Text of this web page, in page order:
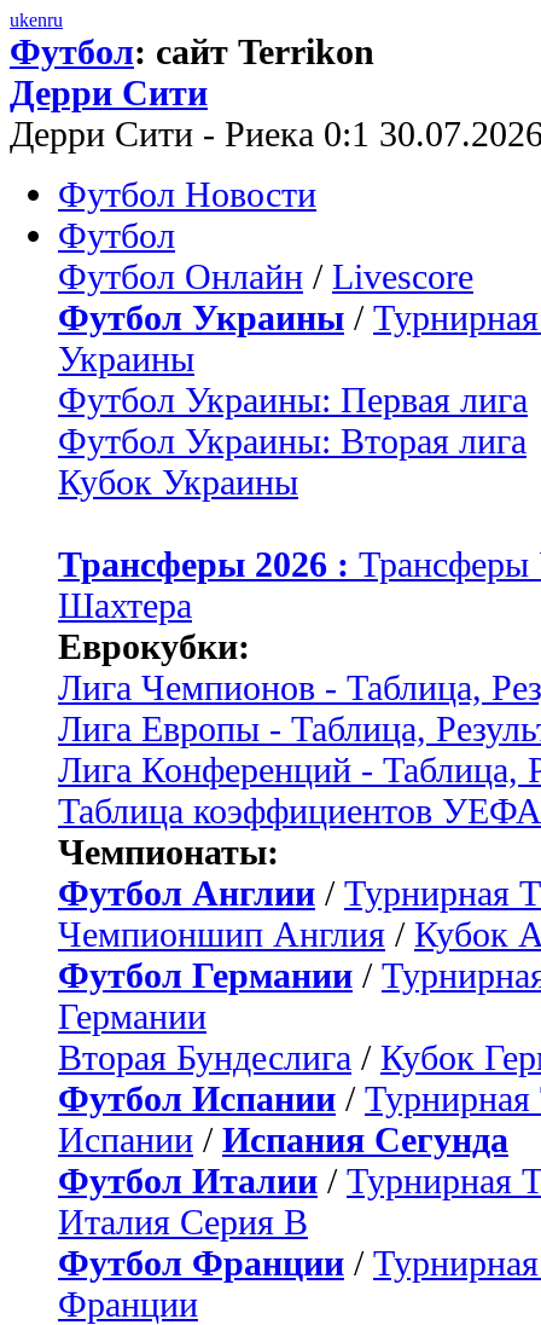
ukenru
Футбол: сайт Terrikon
Дерри Сити
Дерри Сити - Риека 0:1
Футбол Новости
Футбол
Футбол Онлайн / Livescore
Футбол Украины /
Украины
Футбол Украины: Первая лига
Футбол Украины: Вторая лига
Кубок Украины
Трансферы 2026 :
Шахтера
Еврокубки:
Лига Чемпионов - Таблица,
Лига Европы - Таблица,
Лига Конференций - Таблица,
Таблица коэффициентов УЕФА
Чемпионаты:
Футбол Англии / Турнирная
Чемпионшип Англия / Кубок
Футбол Германии /
Германии
Вторая Бундеслига / Кубок
Футбол Испании / Турнирная
Испании / Испания Сегунда
Футбол Италии / Турнирная
Италия Серия B
Футбол Франции /
Франции